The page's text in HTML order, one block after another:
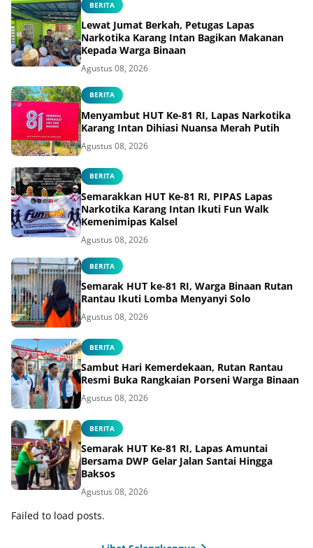
BERITA
Lewat Jumat Berkah, Petugas Lapas
Narkotika Karang Intan Bagikan Makanan
Kepada Warga Binaan
Agustus 08, 2026
BERITA
Menyambut HUT Ke-81 RI, Lapas Narkotika
Karang Intan Dihiasi Nuansa Merah Putih
Agustus 08, 2026
BERITA
Semarakkan HUT Ke-81 RI, PIPAS Lapas
Narkotika Karang Intan Ikuti Fun Walk
Kemenimipas Kalsel
Agustus 08, 2026
BERITA
Semarak HUT ke-81 RI, Warga Binaan Rutan
Rantau Ikuti Lomba Menyanyi Solo
Agustus 08, 2026
BERITA
Sambut Hari Kemerdekaan, Rutan Rantau
Resmi Buka Rangkaian Porseni Warga Binaan
Agustus 08, 2026
BERITA
Semarak HUT Ke-81 RI, Lapas Amuntai
Bersama DWP Gelar Jalan Santai Hingga
Baksos
Agustus 08, 2026
Failed to load posts.